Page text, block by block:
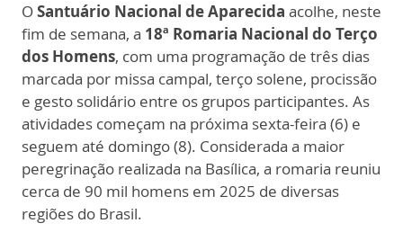
OSantuário Nacional de Aparecida acolhe, neste
fim de semana, a 18ª Romaria Nacional do Terço
dos Homens, com uma programação de três dias
marcada por missa campal, terço solene, procissão
e gesto solidário entre os grupos participantes. As
atividades começam na próxima sexta-feira (6) e
seguem até domingo (8). Considerada a maior
peregrinação realizada na Basílica, a romaria reuniu
cerca de 90 mil homens em 2025 de diversas
regiões do Brasil.